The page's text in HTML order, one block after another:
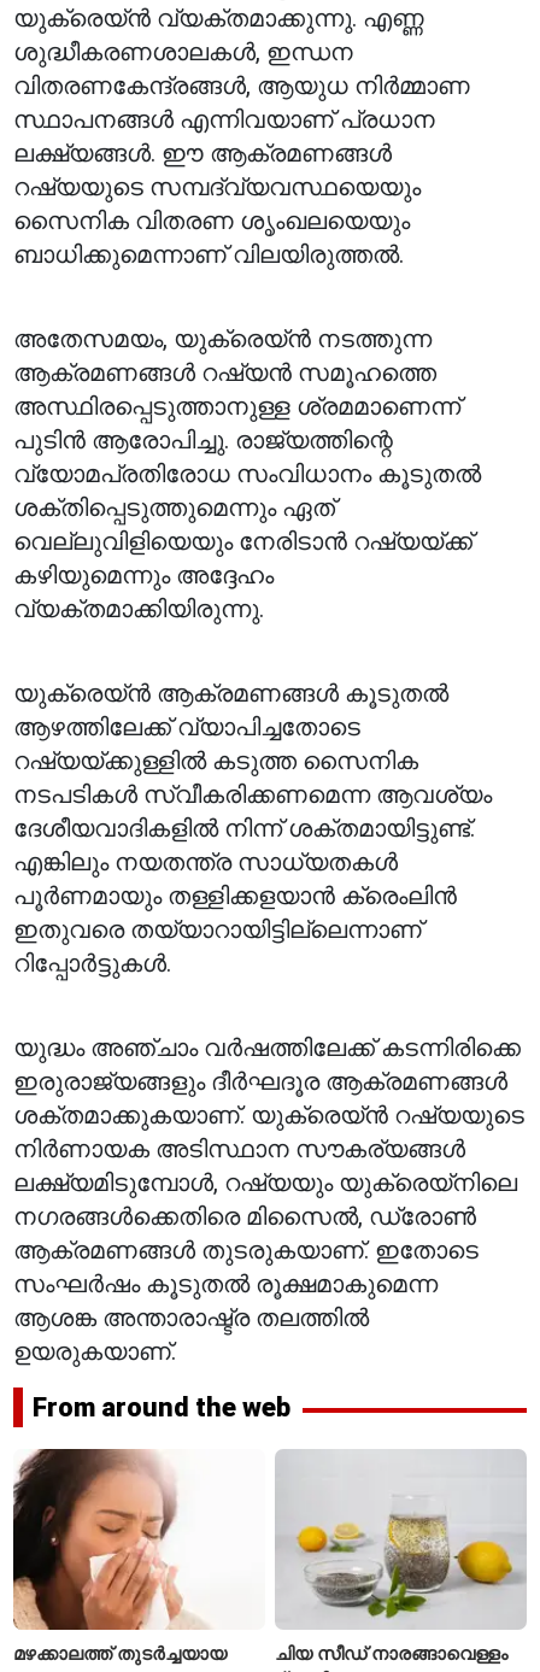
യുക്രെയ്ൻ വ്യക്തമാക്കുന്നു. എണ്ണ
ശുദ്ധീകരണശാലകൾ, ഇന്ധന
വിതരണകേന്ദ്രങ്ങൾ, ആയുധ നിർമ്മാണ
സ്ഥാപനങ്ങൾ എന്നിവയാണ് പ്രധാന
ലക്ഷ്യങ്ങൾ. ഈ ആക്രമണങ്ങൾ
റഷ്യയുടെ സമ്പദ്‌വ്യവസ്ഥയെയും
സൈനിക വിതരണ ശൃംഖലയെയും
ബാധിക്കുമെന്നാണ് വിലയിരുത്തൽ.
അതേസമയം, യുക്രെയ്ൻ നടത്തുന്ന
ആക്രമണങ്ങൾ റഷ്യൻ സമൂഹത്തെ
അസ്ഥിരപ്പെടുത്താനുള്ള ശ്രമമാണെന്ന്
പുടിൻ ആരോപിച്ചു. രാജ്യത്തിന്റെ
വ്യോമപ്രതിരോധ സംവിധാനം കൂടുതൽ
ശക്തിപ്പെടുത്തുമെന്നും ഏത്
വെല്ലുവിളിയെയും നേരിടാൻ റഷ്യയ്ക്ക്
കഴിയുമെന്നും അദ്ദേഹം
വ്യക്തമാക്കിയിരുന്നു.
യുക്രെയ്ൻ ആക്രമണങ്ങൾ കൂടുതൽ
ആഴത്തിലേക്ക് വ്യാപിച്ചതോടെ
റഷ്യയ്ക്കുള്ളിൽ കടുത്ത സൈനിക
നടപടികൾ സ്വീകരിക്കണമെന്ന ആവശ്യം
ദേശീയവാദികളിൽ നിന്ന് ശക്തമായിട്ടുണ്ട്.
എങ്കിലും നയതന്ത്ര സാധ്യതകൾ
പൂർണമായും തള്ളിക്കളയാൻ ക്രെംലിൻ
ഇതുവരെ തയ്യാറായിട്ടില്ലെന്നാണ്
റിപ്പോർട്ടുകൾ.
യുദ്ധം അഞ്ചാം വർഷത്തിലേക്ക് കടന്നിരിക്കെ
ഇരുരാജ്യങ്ങളും ദീർഘദൂര ആക്രമണങ്ങൾ
ശക്തമാക്കുകയാണ്. യുക്രെയ്ൻ റഷ്യയുടെ
നിർണായക അടിസ്ഥാന സൗകര്യങ്ങൾ
ലക്ഷ്യമിടുമ്പോൾ, റഷ്യയും യുക്രെയ്‌നിലെ
നഗരങ്ങൾക്കെതിരെ മിസൈൽ, ഡ്രോൺ
ആക്രമണങ്ങൾ തുടരുകയാണ്. ഇതോടെ
സംഘർഷം കൂടുതൽ രൂക്ഷമാകുമെന്ന
ആശങ്ക അന്താരാഷ്ട്ര തലത്തിൽ
ഉയരുകയാണ്.
From around the web
മഴക്കാലത്ത് തുടർച്ചയായ
ചിയ സീഡ് നാരങ്ങാവെള്ളം